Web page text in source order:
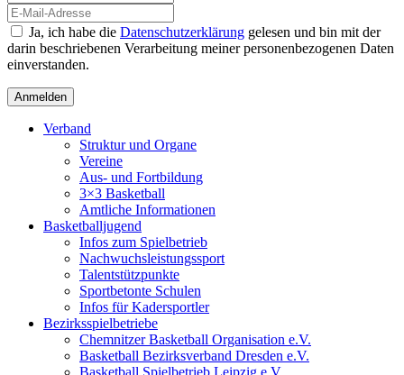
Ja, ich habe die Datenschutzerklärung gelesen und bin mit der
darin beschriebenen Verarbeitung meiner personenbezogenen Daten
einverstanden.
Verband
Struktur und Organe
Vereine
Aus- und Fortbildung
3×3 Basketball
Amtliche Informationen
Basketballjugend
Infos zum Spielbetrieb
Nachwuchsleistungssport
Talentstützpunkte
Sportbetonte Schulen
Infos für Kadersportler
Bezirksspielbetriebe
Chemnitzer Basketball Organisation e.V.
Basketball Bezirksverband Dresden e.V.